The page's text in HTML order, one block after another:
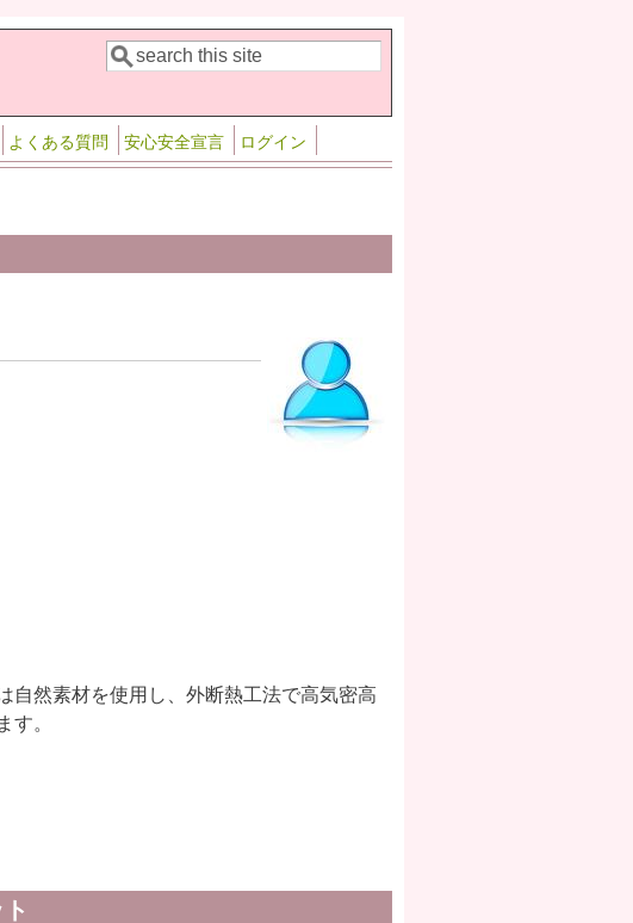
検索フォーム
検索
よくある質問 安心安全宣言 ログイン
自然素材を使用し、外断熱工法で高気密高
。